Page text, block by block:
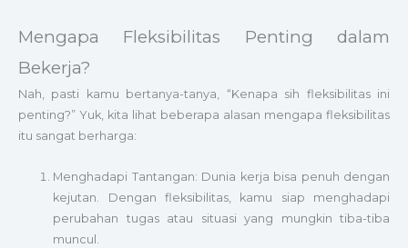
Mengapa Fleksibilitas Penting dalam
Bekerja?
Nah, pasti kamu bertanya-tanya, “Kenapa sih fleksibilitas ini
penting?” Yuk, kita lihat beberapa alasan mengapa fleksibilitas
itu sangat berharga:
Menghadapi Tantangan: Dunia kerja bisa penuh dengan
kejutan. Dengan fleksibilitas, kamu siap menghadapi
perubahan tugas atau situasi yang mungkin tiba-tiba
muncul.